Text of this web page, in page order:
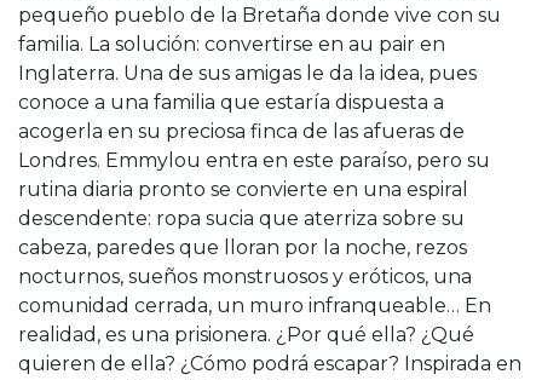
pequeño pueblo de la Bretaña donde vive con su
familia. La solución: convertirse en au pair en
Inglaterra. Una de sus amigas le da la idea, pues
conoce a una familia que estaría dispuesta a
acogerla en su preciosa finca de las afueras de
Londres. Emmylou entra en este paraíso, pero su
rutina diaria pronto se convierte en una espiral
descendente: ropa sucia que aterriza sobre su
cabeza, paredes que lloran por la noche, rezos
nocturnos, sueños monstruosos y eróticos, una
comunidad cerrada, un muro infranqueable… En
realidad, es una prisionera. ¿Por qué ella? ¿Qué
quieren de ella? ¿Cómo podrá escapar? Inspirada en